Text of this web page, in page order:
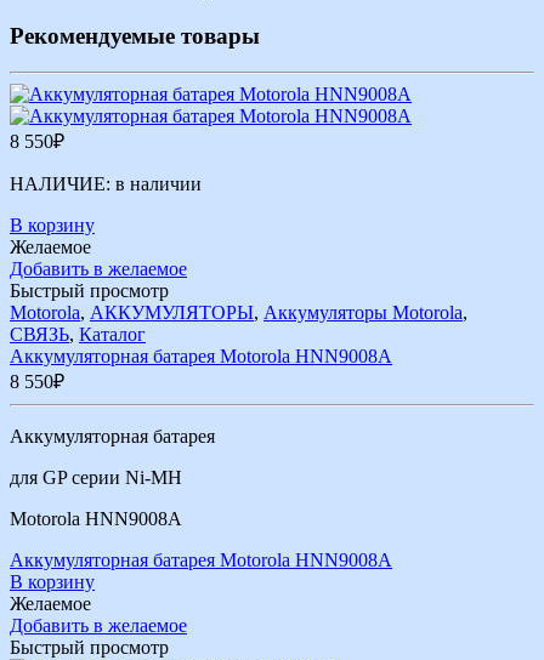
Рекомендуемые товары
8 550₽
НАЛИЧИЕ: в наличии
В корзину
Желаемое
Добавить в желаемое
Быстрый просмотр
Motorola, АККУМУЛЯТОРЫ, Аккумуляторы Motorola,
СВЯЗЬ, Каталог
Аккумуляторная батарея Motorola HNN9008A
8 550₽
Аккумуляторная батарея
для GP серии Ni-MH
Motorola HNN9008A
Аккумуляторная батарея Motorola HNN9008A
В корзину
Желаемое
Добавить в желаемое
Быстрый просмотр